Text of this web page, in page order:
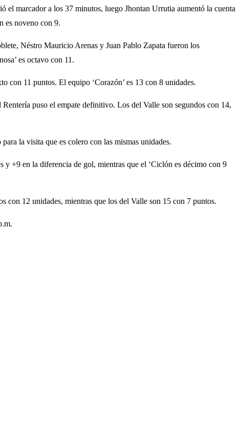
el marcador a los 37 minutos, luego Jhontan Urrutia aumentó la cuenta
es noveno con 9.
Néstro Mauricio Arenas y Juan Pablo Zapata fueron los
es octavo con 11.
11 puntos. El equipo ‘Corazón’ es 13 con 8 unidades.
puso el empate definitivo. Los del Valle son segundos con 14,
la visita que es colero con las mismas unidades.
+9 en la diferencia de gol, mientras que el ‘Ciclón es décimo con 9
con 12 unidades, mientras que los del Valle son 15 con 7 puntos.